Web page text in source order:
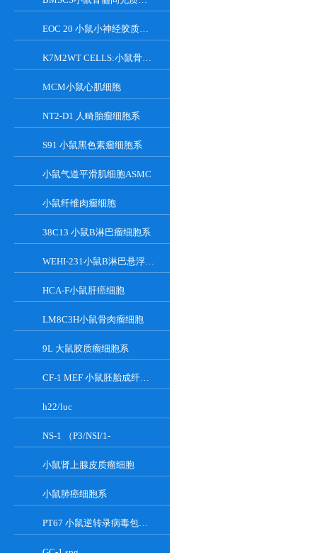
EOC 20 小鼠小神经胶质细胞系
K7M2WT CELLS:小鼠骨肉瘤成骨细胞系
MCM小鼠心肌细胞
NT2-D1 人畸胎瘤细胞系
S91 小鼠黑色素瘤细胞系
小鼠气道平滑肌细胞ASMC
小鼠纤维肉瘤细胞
38C13 小鼠B淋巴瘤细胞系
WEHI-231小鼠B淋巴悬浮细胞系
HCA-F小鼠肝癌细胞
LM8C3H小鼠骨肉瘤细胞
9L 大鼠胶质瘤细胞系
CF-1 MEF 小鼠胚胎成纤维细胞系
h22/luc
NS-1 （P3/NSI/1-
小鼠肾上腺皮质瘤细胞
小鼠肺癌细胞系
PT67 小鼠逆转录病毒包装细胞系